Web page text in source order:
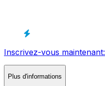
Inscrivez-vous
Plus d'informations